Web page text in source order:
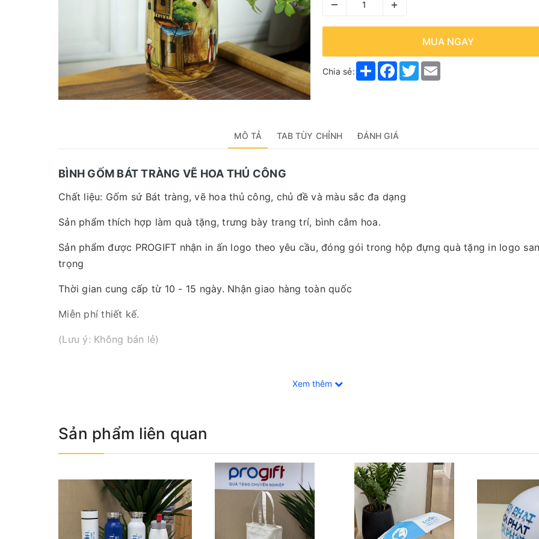
– +
MUA NGAY
Chia sẻ: ShareFacebook
TwitterEmail
MÔ TẢ TAB TÙY CHỈNH ĐÁNH GIÁ
BÌNH GỐM BÁT TRÀNG VẼ HOA THỦ CÔNG
Chất liệu: Gốm sứ Bát tràng, vẽ hoa thủ công, chủ đề và màu sắc đa dạng
Sản phẩm thích hợp làm quà tặng, trưng bày trang trí, bình cắm hoa.
Sản phẩm được PROGIFT nhận in ấn logo theo yêu cầu, đóng gói trong hộp đựng quà tặng in logo
trọng
Thời gian cung cấp từ 10 - 15 ngày. Nhận giao hàng toàn quốc
Miễn phí thiết kế.
(Lưu ý: Không bán lẻ)
Xem thêm
Sản phẩm liên quan